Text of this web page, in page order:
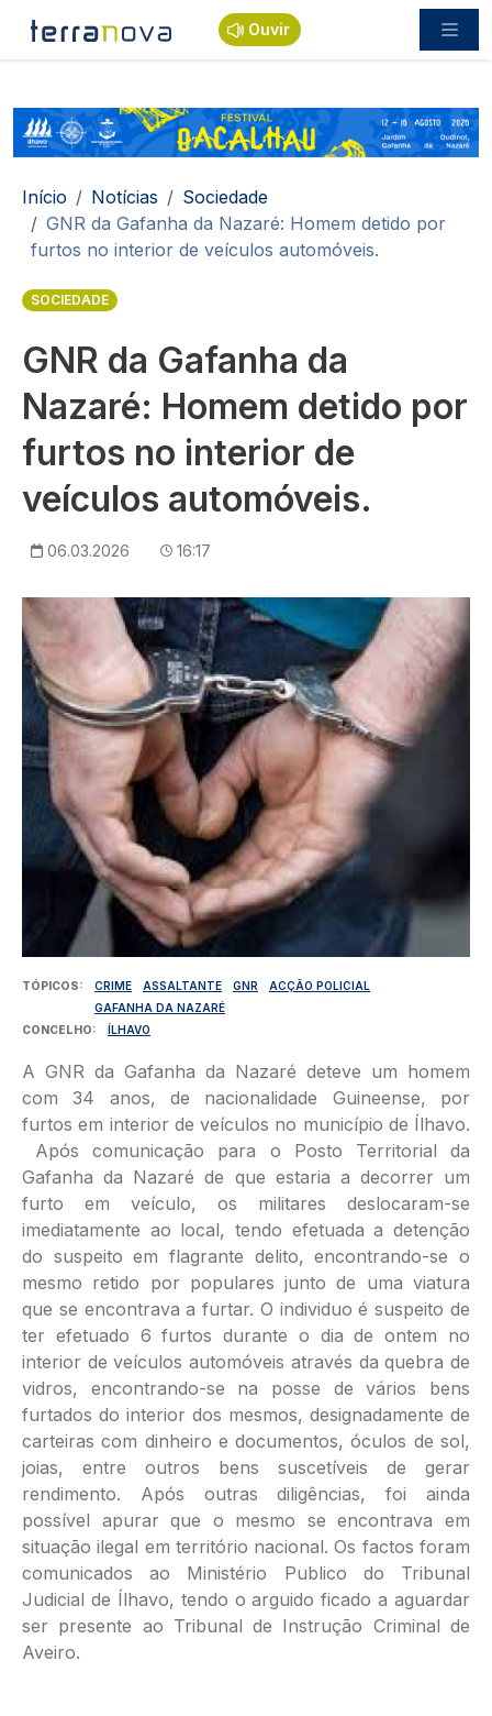
Passar para o conteúdo principal
Ouvir
Navegação estrutural
Início Notícias
Sociedade
GNR da Gafanha da Nazaré: Homem detido por
furtos no interior de veículos automóveis.
SOCIEDADE
GNR da Gafanha da
Nazaré: Homem detido por
furtos no interior de
veículos automóveis.
06.03.2026 16:17
Imagem
TÓPICOS CRIME ASSALTANTE GNR
ACÇÃO POLICIAL
GAFANHA DA NAZARÉ
CONCELHO
ÍLHAVO
A GNR da Gafanha da Nazaré deteve um homem
com 34 anos, de nacionalidade Guineense, por
furtos em interior de veículos no município de Ílhavo.
Após comunicação para o Posto Territorial da
Gafanha da Nazaré de que estaria a decorrer um
furto em veículo, os militares deslocaram-se
imediatamente ao local, tendo efetuada a detenção
do suspeito em flagrante delito, encontrando-se o
mesmo retido por populares junto de uma viatura
que se encontrava a furtar. O individuo é suspeito de
ter efetuado 6 furtos durante o dia de ontem no
interior de veículos automóveis através da quebra de
vidros, encontrando-se na posse de vários bens
furtados do interior dos mesmos, designadamente de
carteiras com dinheiro e documentos, óculos de sol,
joias, entre outros bens suscetíveis de gerar
rendimento. Após outras diligências, foi ainda
possível apurar que o mesmo se encontrava em
situação ilegal em território nacional. Os factos foram
comunicados ao Ministério Publico do Tribunal
Judicial de Ílhavo, tendo o arguido ficado a aguardar
ser presente ao Tribunal de Instrução Criminal de
Aveiro.